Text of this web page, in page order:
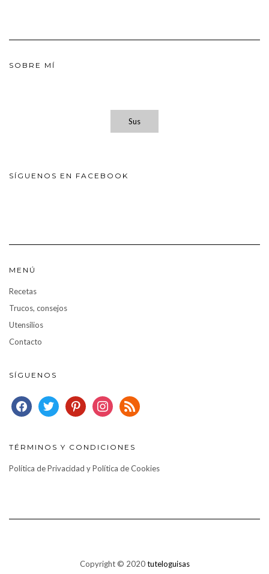
SOBRE MÍ
Sus
SÍGUENOS EN FACEBOOK
MENÚ
Recetas
Trucos, consejos
Utensilios
Contacto
SÍGUENOS
facebooktwitter pinterestinstagram
rss
TÉRMINOS Y CONDICIONES
Política de Privacidad y Política de Cookies
Copyright © 2020tuteloguisas